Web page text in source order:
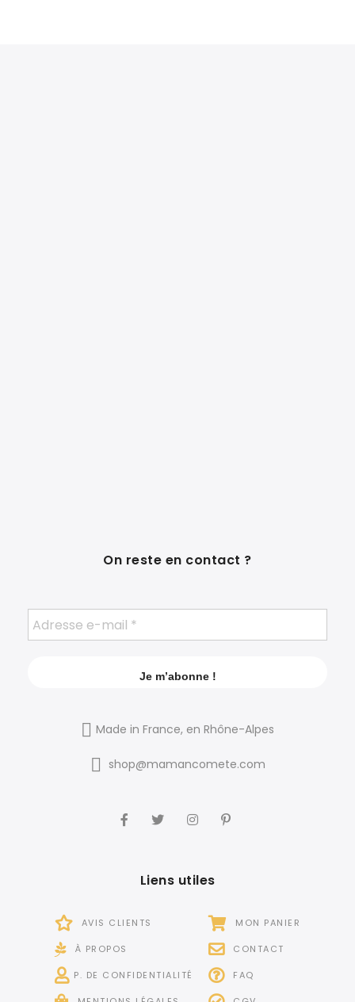
On reste en contact ?
Made in France, en Rhône-Alpes
shop@mamancomete.com
Liens utiles
AVIS CLIENTS
À PROPOS
P. DE CONFIDENTIALITÉ
MON PANIER
CONTACT
FAQ